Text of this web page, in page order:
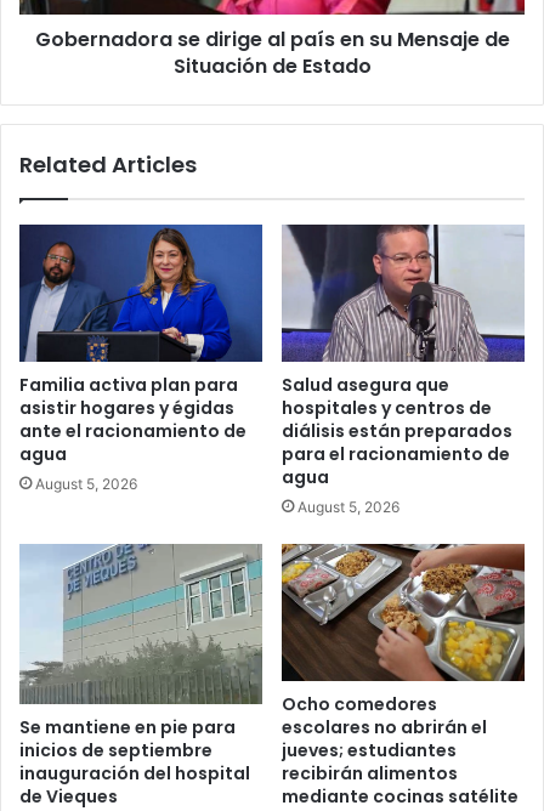
de
Situación
Gobernadora se dirige al país en su Mensaje de
Situación de Estado
Related Articles
Familia activa plan para
asistir hogares y égidas
ante el racionamiento de
agua
August 5, 2026
Salud asegura que
hospitales y centros de
diálisis están preparados
para el racionamiento de
agua
August 5, 2026
Se mantiene en pie para
inicios de septiembre
inauguración del hospital
de Vieques
Ocho comedores
escolares no abrirán el
jueves; estudiantes
recibirán alimentos
mediante cocinas satélite